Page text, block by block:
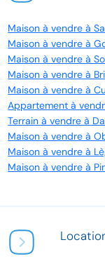
Maison à vendre à
Maison à vendre à
Maison à vendre à
Maison à vendre à
Maison à vendre à
Appartement à
Terrain à vendre à
Maison à vendre à
Maison à vendre à
Maison à vendre à